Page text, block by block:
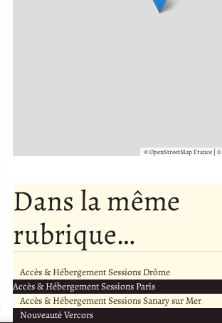
© OpenStreetMap France | ©
Dans la même
rubrique…
Accès & Hébergement Sessions Drôme
Accès & Hébergement Sessions Paris
Accès & Hébergement Sessions Sanary sur Mer
Nouveauté Vercors